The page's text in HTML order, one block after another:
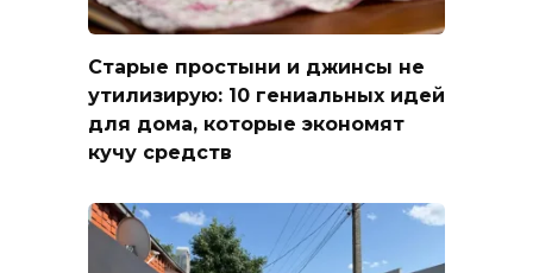
Старые простыни и джинсы не
утилизирую: 10 гениальных идей
для дома, которые экономят
кучу средств